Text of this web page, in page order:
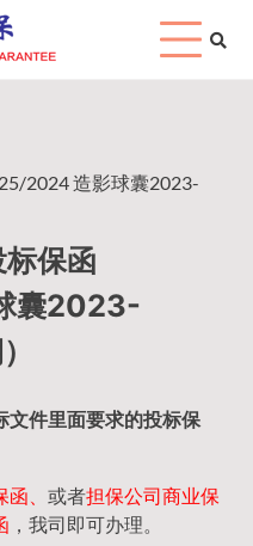
2024 造影球囊2023-
保函
囊2023-
文件里面要求的投标保
、 或者担保公司商业保
，我司即可办理。